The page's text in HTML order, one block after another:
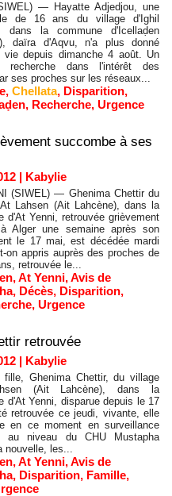
— Hayatte Adjedjou, une
de 16 ans du village d'Ighil
dans la commune d'Icellaḍen
daïra d'Aqvu, n'a plus donné
vie depuis dimanche 4 août. Un
dans l'intérêt des
ses proches sur les réseaux...
, Chellata, Disparition,
, Recherche, Urgence
succombe à ses
| Kabylie
(SIWEL) — Ghenima Chettir du
Lahsen (Ait Lahcène), dans la
d'At Yenni, retrouvée grièvement
Alger une semaine après son
le 17 mai, est décédée mardi
on appris auprès des proches de
retrouvée le...
,At Yenni,Avis de
, Décès, Disparition,
, Urgence
retrouvée
| Kabylie
fille, Ghenima Chettir, du village
(Ait Lahcène), dans la
d'At Yenni, disparue depuis le 17
retrouvée ce jeudi, vivante, elle
en ce moment en surveillance
au niveau du CHU Mustapha
nouvelle, les...
,At Yenni,Avis de
, Disparition, Famille,